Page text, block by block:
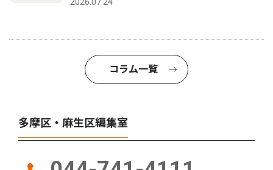
コラム一覧
多摩区・麻生区編集室